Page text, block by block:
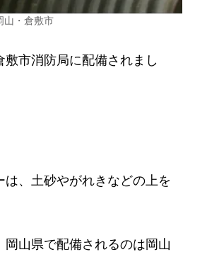
・倉敷市
市消防局に配備されまし
、土砂やがれきなどの上を
山県で配備されるのは岡山